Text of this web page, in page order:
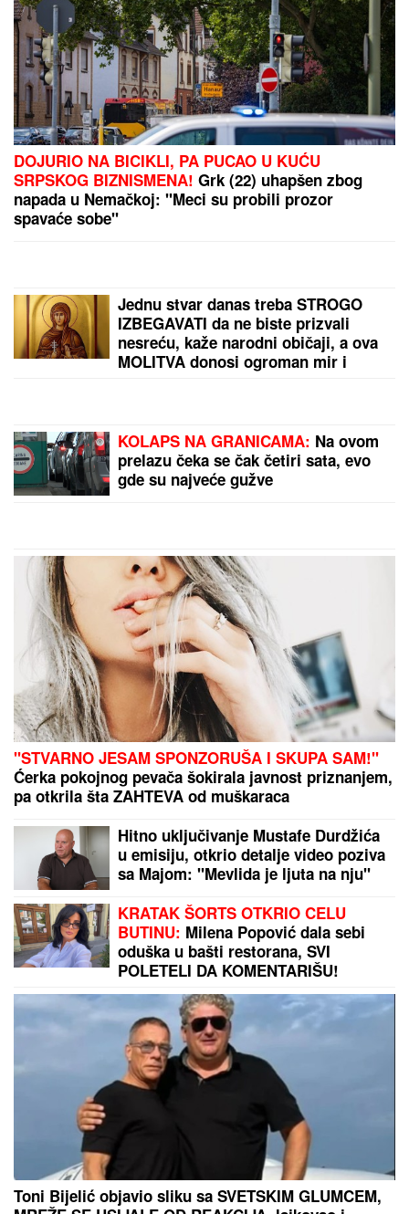
PROMENILA VERU, PA SAMA OBJAVILA SVOJ
INTIMNI SNIMAKPevačica opet šokira, slika stopala
u KESAMA: "Mažem ovčiju mast"
UŠTIPCI BEZ KVASCAgotovi za tili
čas: Mekani kao duša, hrskavi spolja
- uz jedan trik biće još
VAZDUŠASTIJI
SANJA GRUJIĆ JE DRUGA OSOBA!
Pokazala šta radi posle raskida sa
Markom: Odavde NE IZLAZI,
DOJURIO NA BICIKLI, PA PUCAO U KUĆU
SRPSKOG BIZNISMENA!Grk (22) uhapšen zbog
napada u Nemačkoj: "Meci su probili prozor
spavaće sobe"
Jednu stvar danas treba STROGO
IZBEGAVATI da ne biste prizvali
nesreću, kaže narodni običaji, a ova
MOLITVA donosi ogroman mir i
blagoslov: Slavi se SVETA PETKA
TRNOVA
KOLAPS NA GRANICAMA:
prelazu čeka se čak četiri sata, evo
gde su najveće gužve